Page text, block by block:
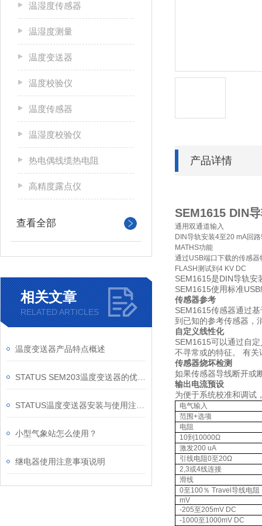
产品详情
SEM1615 DIN
通用双通道输入
DIN导轨安装4至20 mA回
MATHS功能
通过USB端口下载的传感
FLASH测试到 4 KV DC
SEM1615是DIN导轨安
SEM1615使用标准USB
传感器参考
SEM1615传感器通过基
到已知的参考传感器，
自定义线性化
SEM1615可以通过自
不寻常或的特征。 有
传感器烧坏检测
如果传感器导线断开或
输出电流预设
为便于系统校准和调试
电气输入
范围+选项
电阻
10到 10000Ω
激发200 uA
引线电阻0至20Ω
2,3或4线连接
滑线
0至100％ Travel导线电阻
mV
-205至205mV DC
-1000至1000mV DC
温湿度传感器
温湿度测量
温度变送器
温度校验仪
温度传感器
温湿度校验仪
热电偶线缆热电阻
高精度露点仪
查看全部
相关文章
RELATED ARTICLES
温度变送器产品特点概述
小型气象站怎么使用？
继电器使用注意事项说明